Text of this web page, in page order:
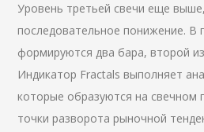
Уровень третьей свечи еще
последовательное понижение. В
формируются два бара, второй
Индикатор Fractals выполняет
которые образуются на
точки разворота рыночной